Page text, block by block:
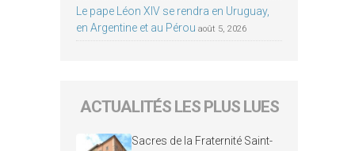
Le pape Léon XIV se rendra en Uruguay,
en Argentine et au Pérou août 5, 2026
ACTUALITÉS LES PLUS LUES
Sacres de la Fraternité Saint-